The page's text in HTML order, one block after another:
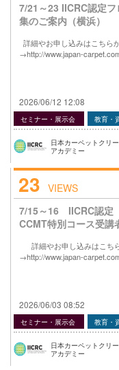
7/21～23 IICRC認定
集のご案内（横浜）
詳細やお申し込みはこちら
→http://www.japan-
2026/06/12 12:08
セミナー・展示会 教育・
日本カーペットクリ
アカデミー
23 VIEWS
7/15～16 IICRC認定
CCMT特別コース受講
詳細やお申し込みはこち
→http://www.japan-
2026/06/03 08:52
セミナー・展示会 教育・
日本カーペットクリ
アカデミー